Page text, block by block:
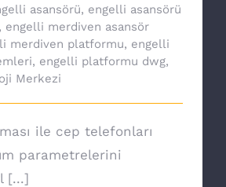
asansörü, engelli asansörü
engelli merdiven asansör
merdiven platformu, engelli
, engelli platformu dwg,
Merkezi
ile cep telefonları
parametrelerini
[...]